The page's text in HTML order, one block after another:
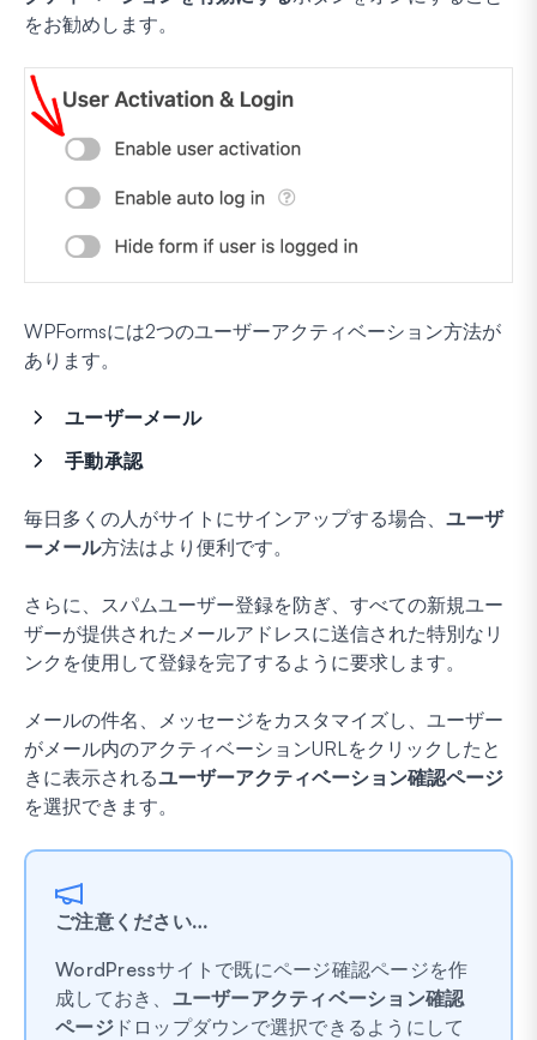
をお勧めします。
WPFormsには2つのユーザーアクティベーション方法が
あります。
ユーザーメール
手動承認
毎日多くの人がサイトにサインアップする場合、 ユーザ
ーメール方法はより便利です。
さらに、スパムユーザー登録を防ぎ、すべての新規ユー
ザーが提供されたメールアドレスに送信された特別なリ
ンクを使用して登録を完了するように要求します。
メールの件名、メッセージをカスタマイズし、ユーザー
がメール内のアクティベーションURLをクリックしたと
きに表示されるユーザーアクティベーション確認ページ
を選択できます。
ご注意ください…
WordPressサイトで既にページ確認ページを作
成しておき、 ユーザーアクティベーション確認
ページドロップダウンで選択できるようにして